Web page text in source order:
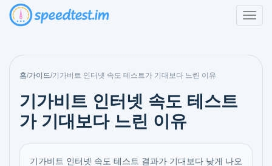
홈/가이드/기가비트 인터넷 속도 테스트가 기대보다 느린 이유
기가비트 인터넷 속도 테스트
가 기대보다 느린 이유
기가비트 인터넷 속도 테스트 결과가 기대보다 낮게 나오